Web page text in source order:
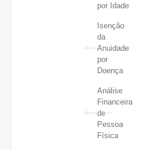
por Idade
Isenção
da
Anuidade
por
Doença
Análise
Financeira
de
Pessoa
Física